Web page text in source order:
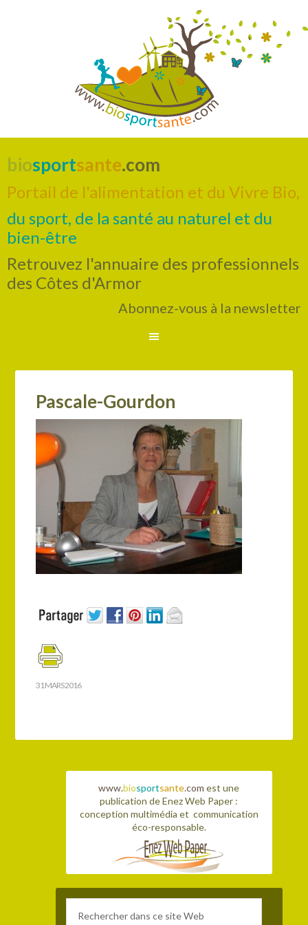
biosportsante.com
Portail de l'alimentation et du Vivre Bio,
du sport, de la santé au naturel et du
bien-être
Retrouvez l'annuaire des professionnels
des Côtes d'Armor
Abonnez-vous à la newsletter
Pascale-Gourdon
31 MARS 2016
www.biosportsante.com est une
publication de Enez Web Paper :
conception multimédia et communication
éco-responsable.